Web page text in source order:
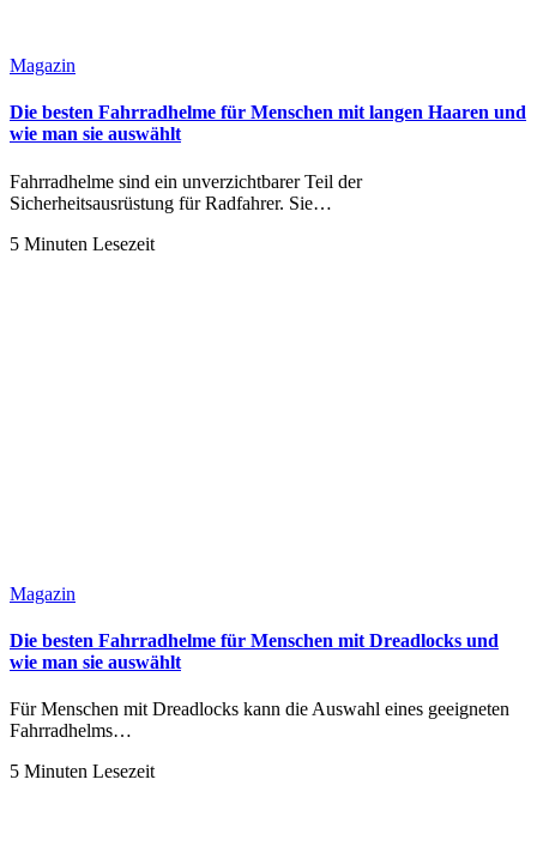
Magazin
Die besten Fahrradhelme für Menschen mit langen Haaren und
wie man sie auswählt
Fahrradhelme sind ein unverzichtbarer Teil der
Sicherheitsausrüstung für Radfahrer. Sie…
5 Minuten Lesezeit
Magazin
Die besten Fahrradhelme für Menschen mit Dreadlocks und
wie man sie auswählt
Für Menschen mit Dreadlocks kann die Auswahl eines geeigneten
Fahrradhelms…
5 Minuten Lesezeit